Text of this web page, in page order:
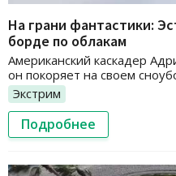
На грани фантастики:
борде по облакам
Американский каскадер
он покоряет на своем
Экстрим
Подробнее